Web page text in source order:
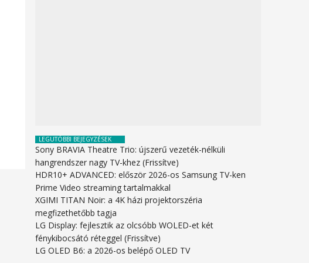
LEGUTÓBBI BEJEGYZÉSEK
Sony BRAVIA Theatre Trio: újszerű vezeték-nélküli
hangrendszer nagy TV-khez (Frissítve)
HDR10+ ADVANCED: először 2026-os Samsung TV-ken
Prime Video streaming tartalmakkal
XGIMI TITAN Noir: a 4K házi projektorszéria
megfizethetőbb tagja
LG Display: fejlesztik az olcsóbb WOLED-et két
fénykibocsátó réteggel (Frissítve)
LG OLED B6: a 2026-os belépő OLED TV